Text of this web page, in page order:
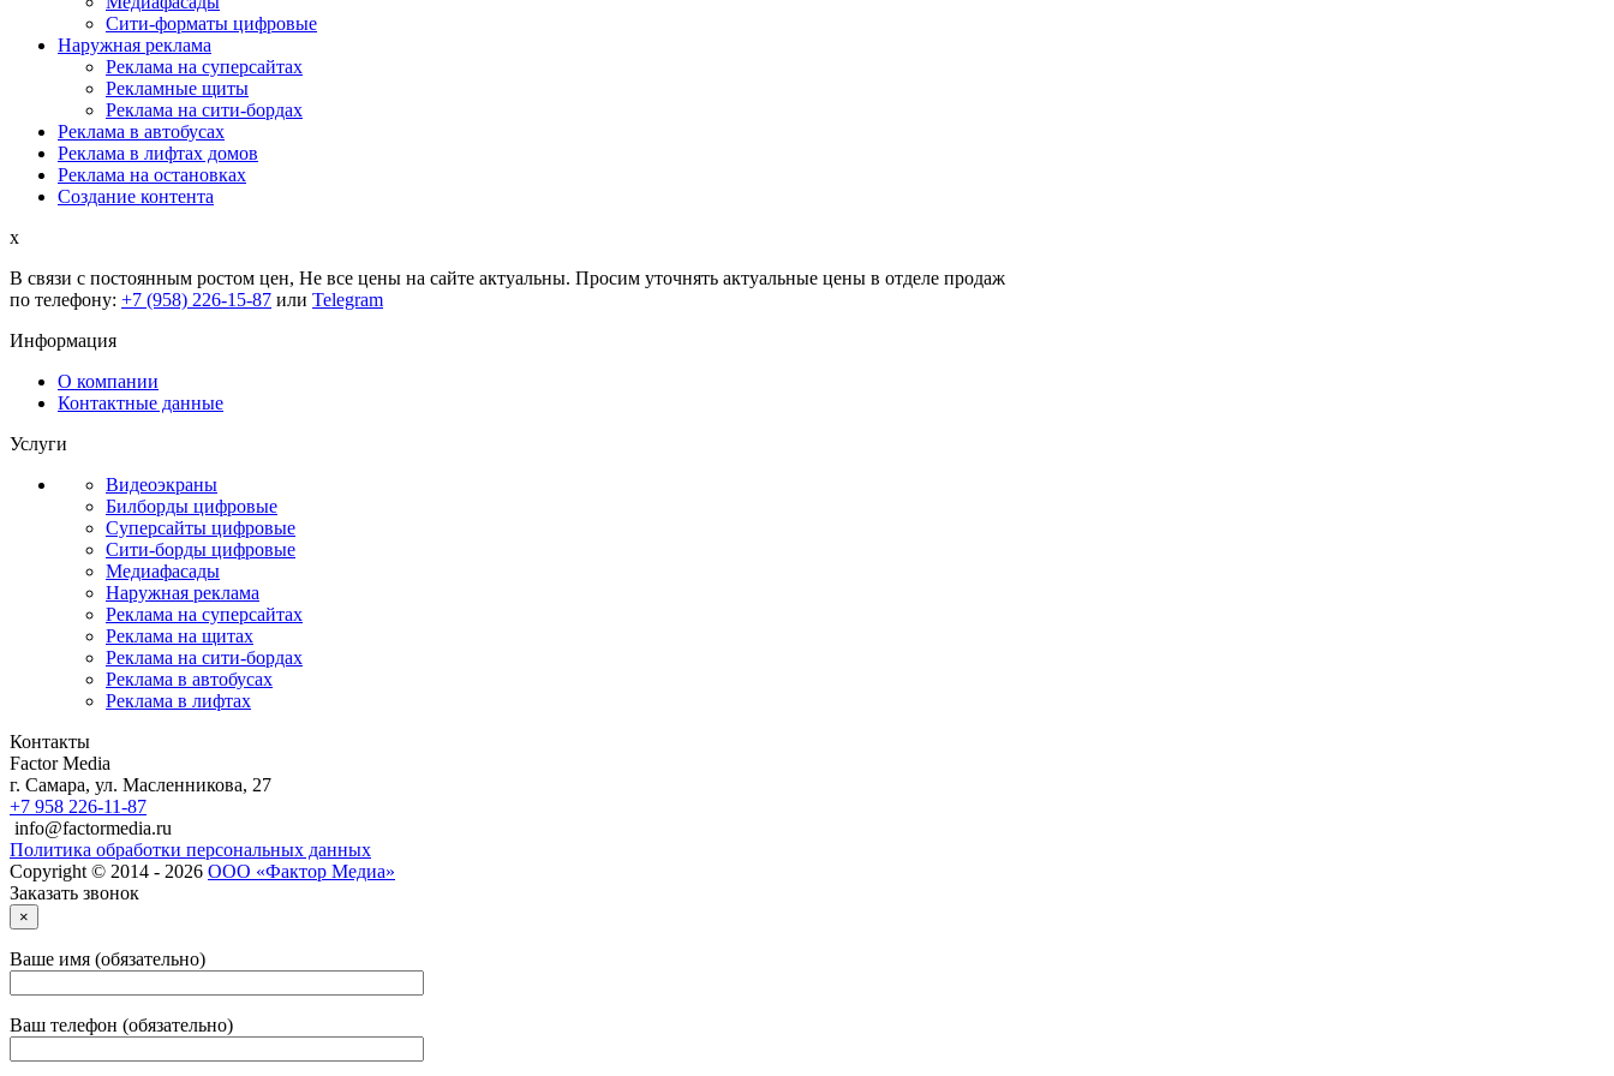
Сити-форматы цифровые
Наружная реклама
Реклама на суперсайтах
Рекламные щиты
Реклама на сити-бордах
Реклама в автобусах
Реклама в лифтах домов
Реклама на остановках
Создание контента
x
В связи с постоянным ростом цен, Не все цены на сайте актуальны. Просим уточнять актуальные цены в отделе продаж
по телефону: +7 (958) 226-15-87 или Telegram
Информация
О компании
Контактные данные
Услуги
Видеоэкраны
Билборды цифровые
Суперсайты цифровые
Сити-борды цифровые
Медиафасады
Наружная реклама
Реклама на суперсайтах
Реклама на щитах
Реклама на сити-бордах
Реклама в автобусах
Реклама в лифтах
Контакты
Factor Media
г. Самара, ул. Масленникова, 27
+7 958 226-11-87
info@factormedia.ru
Политика обработки персональных данных
Copyright © 2014 - 2026 ООО «Фактор Медиа»
Заказать звонок
×
Ваше имя (обязательно)
Ваш телефон (обязательно)